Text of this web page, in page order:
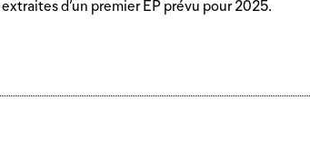
extraites d’un premier EP prévu pour 2025.